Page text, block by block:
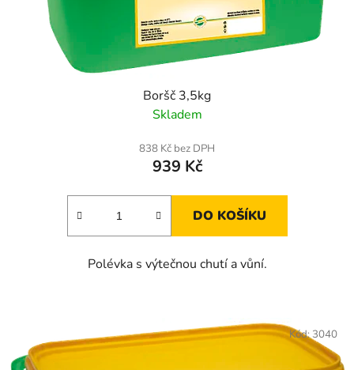
Boršč 3,5kg
Skladem
838 Kč bez DPH
939 Kč
DO KOŠÍKU
Polévka s výtečnou chutí a vůní.
Kód:3040